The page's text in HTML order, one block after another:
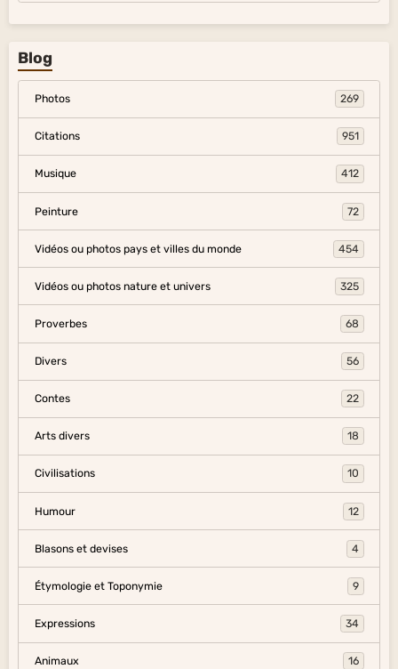
Blog
Photos 269
Citations 951
Musique 412
Peinture 72
Vidéos ou photos pays et villes du monde 454
Vidéos ou photos nature et univers 325
Proverbes 68
Divers 56
Contes 22
Arts divers 18
Civilisations 10
Humour 12
Blasons et devises 4
Étymologie et Toponymie 9
Expressions 34
Animaux 16